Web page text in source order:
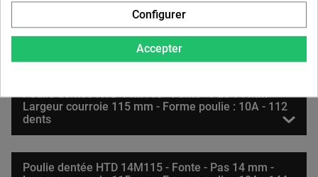
Poulie dentée HTD 14M115 - Fonte - Pas 14 mm -
Largeur courroie 115 mm - Forme poulie : 10A - 90
Poulie dentée HTD 14M115 - Fonte - Pas 14 mm -
Largeur courroie 115 mm - Forme poulie : 10A - 112
dents
Poulie dentée HTD 14M115 - Fonte - Pas 14 mm -
Accepter
Configurer